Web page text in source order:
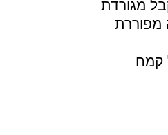
מגורדת
מפוררת
קמח